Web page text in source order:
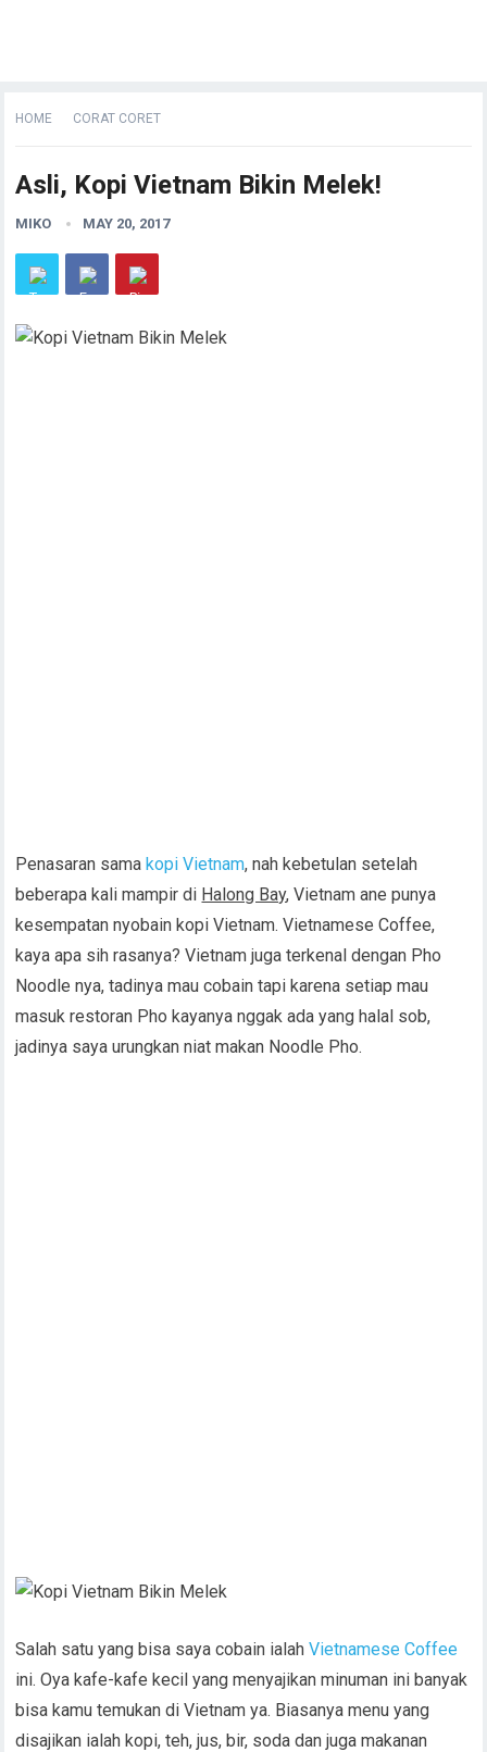
HOME CORAT CORET
Asli, Kopi Vietnam Bikin Melek!
MIKO MAY 20, 2017
Penasaran samakopi Vietnam, nah kebetulan setelah
beberapa kali mampir di Halong Bay, Vietnam ane punya
kesempatan nyobain kopi Vietnam. Vietnamese Coffee,
kaya apa sih rasanya? Vietnam juga terkenal dengan Pho
Noodle nya, tadinya mau cobain tapi karena setiap mau
masuk restoran Pho kayanya nggak ada yang halal sob,
jadinya saya urungkan niat makan Noodle Pho.
Salah satu yang bisa saya cobain ialahVietnamese Coffee
ini. Oya kafe-kafe kecil yang menyajikan minuman ini banyak
bisa kamu temukan di Vietnam ya. Biasanya menu yang
disajikan ialah kopi, teh, jus, bir, soda dan juga makanan